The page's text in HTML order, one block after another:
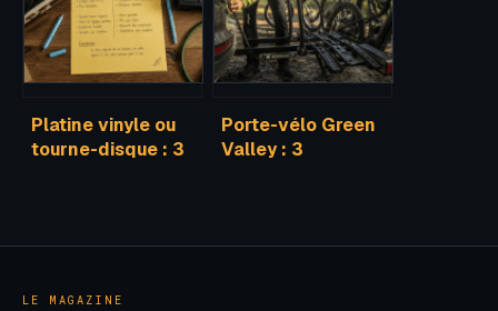
Platine vinyle ou
tourne-disque : 3
l’audiophilie du
Porte-vélo Green
Valley : 3
montage à éviter
LE MAGAZINE